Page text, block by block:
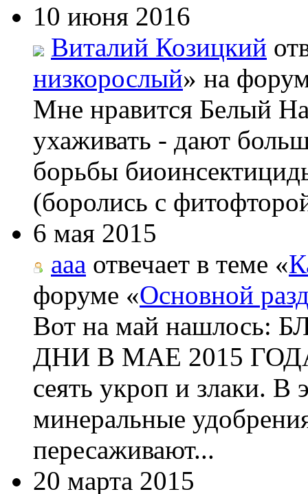
10 июня 2016
Виталий Козицкий
низкорослый» на
Мне нравится Белый
ухаживать - дают
борьбы
(боролись с
6 мая 2015
aaa отвечает в теме «
форуме «Основной
Вот на май
ДНИ В МАЕ 2015 ГОДА
сеять укроп и злаки. В
минеральные
пересаживают...
20 марта 2015